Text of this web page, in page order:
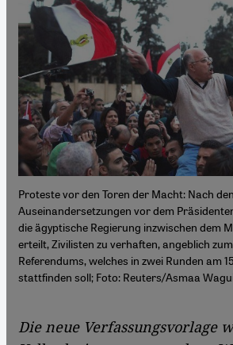
Proteste vor den Toren der Macht: Nach den
Auseinandersetzungen vor dem
die ägyptische Regierung inzwischen dem
erteilt, Zivilisten zu verhaften, angeblich
Referendums, welches in zwei Runden am
stattfinden soll; Foto: Reuters/Asmaa
Die neue Verfassungsvorlage